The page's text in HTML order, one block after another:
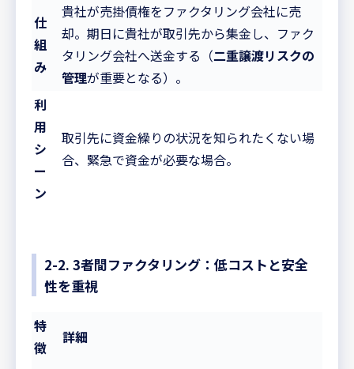
仕
組
み
貴社が売掛債権をファクタリング会社に売
却。期日に貴社が取引先から集金し、ファク
タリング会社へ送金する（二重譲渡リスクの
管理が重要となる）。
利
用
シ
ー
ン
取引先に資金繰りの状況を知られたくない場
合、緊急で資金が必要な場合。
2-2. 3者間ファクタリング：低コストと安全
性を重視
特
徴
詳細